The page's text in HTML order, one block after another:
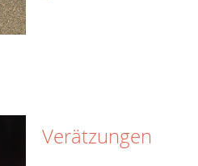
Verätzungen